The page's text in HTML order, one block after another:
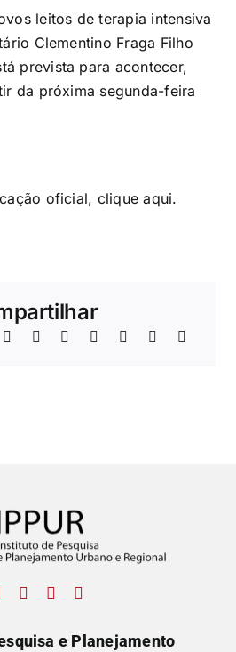
leitos de terapia intensiva
Clementino Fraga Filho
prevista para acontecer,
da próxima segunda-feira
oficial, cliqueaqui.
e Planejamento